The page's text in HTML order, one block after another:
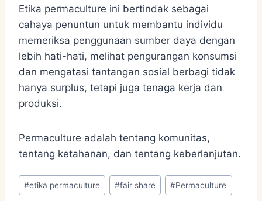
Etika permaculture ini bertindak sebagai
cahaya penuntun untuk membantu individu
memeriksa penggunaan sumber daya dengan
lebih hati-hati, melihat pengurangan konsumsi
dan mengatasi tantangan sosial berbagi tidak
hanya surplus, tetapi juga tenaga kerja dan
produksi.
Permaculture adalah tentang komunitas,
tentang ketahanan, dan tentang keberlanjutan.
Post
Tags:
#etika permaculture #fair share #Permaculture